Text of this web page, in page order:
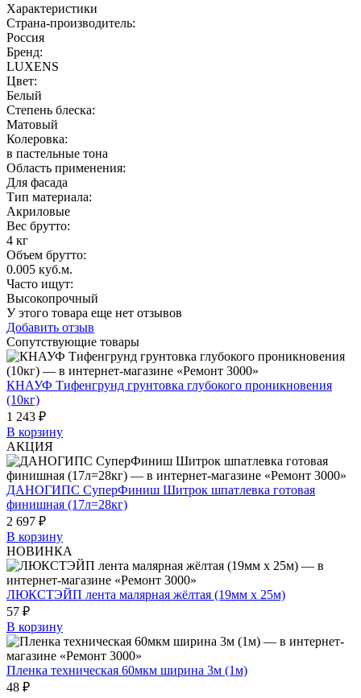
Характеристики
Страна-производитель:
Россия
Бренд:
LUXENS
Цвет:
Белый
Степень блеска:
Матовый
Колеровка:
в пастельные тона
Область применения:
Для фасада
Тип материала:
Акриловые
Вес брутто:
4 кг
Объем брутто:
0.005 куб.м.
Часто ищут:
Высокопрочный
У этого товара еще нет отзывов
Добавить отзыв
Сопутствующие товары
КНАУФ Тифенгрунд грунтовка глубокого проникновения
(10кг)
1 243 ₽
В корзину
АКЦИЯ
ДАНОГИПС СуперФиниш Шитрок шпатлевка готовая
финишная (17л=28кг)
2 697 ₽
В корзину
НОВИНКА
ЛЮКСТЭЙП лента малярная жёлтая (19мм х 25м)
57 ₽
В корзину
Пленка техническая 60мкм ширина 3м (1м)
48 ₽